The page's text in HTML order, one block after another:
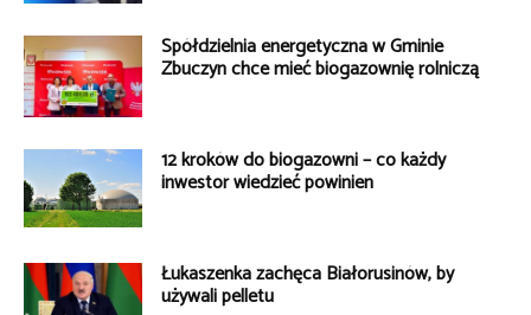
Spółdzielnia energetyczna w Gminie
Zbuczyn chce mieć biogazownię rolniczą
12 kroków do biogazowni – co każdy
inwestor wiedzieć powinien
Łukaszenka zachęca Białorusinów, by
używali pelletu